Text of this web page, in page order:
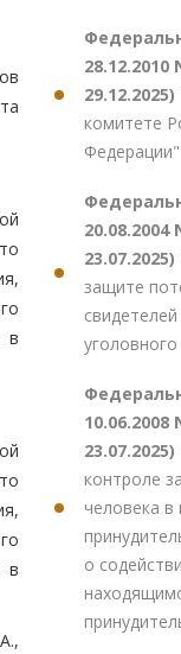
в
в
29.12.2025)
комитете
Федерации"
23.07.2025)
защите
23.07.2025)
контроле
человека в
о